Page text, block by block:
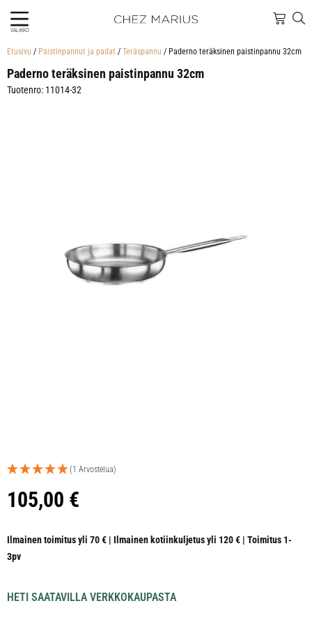
VALIKKO
Etusivu / Paistinpannut ja padat / Teräspannu / Paderno teräksinen paistinpannu 32cm
Paderno teräksinen paistinpannu 32cm
Tuotenro: 11014-32
(1 Arvostelua)
105,00 €
Ilmainen toimitus yli 70 € | Ilmainen kotiinkuljetus yli 120 € | Toimitus 1-
3pv
HETI SAATAVILLA VERKKOKAUPASTA